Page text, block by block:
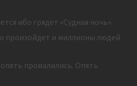
ибо грядет «Судная ночь».
произойдет и миллионы людей
провалились. Опять